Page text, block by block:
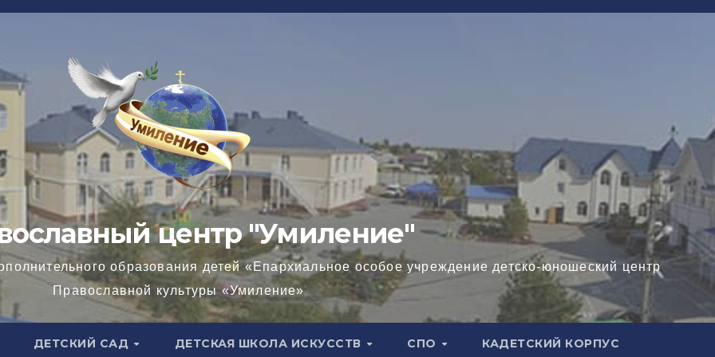
центр "Умиление"
образования детей «Епархиальное особое учреждение детско-юношеский центр
Православной культуры «Умиление»
ДЕТСКИЙ САД ДЕТСКАЯ ШКОЛА ИСКУССТВ СПО КАДЕТСКИЙ КОРПУС